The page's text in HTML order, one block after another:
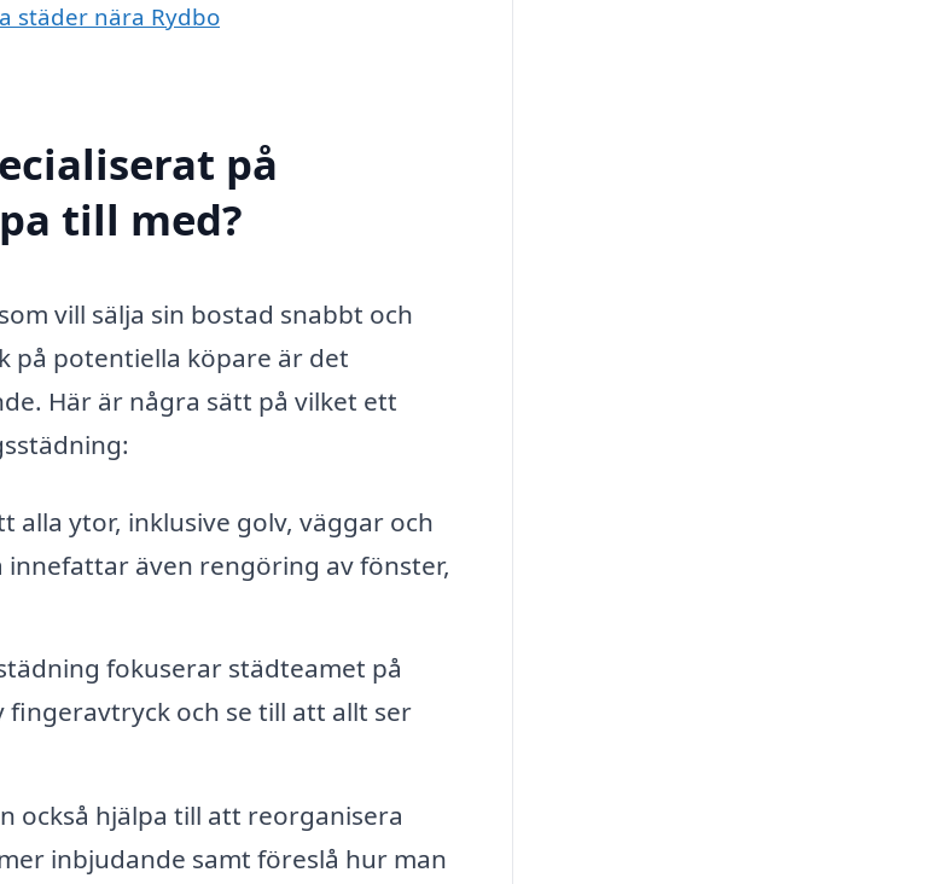
städer nära Rydbo
på
till med?
vill sälja sin bostad snabbt och
potentiella köpare är det
Här är några sätt på vilket ett
alla ytor, inklusive golv, väggar och
även rengöring av fönster,
fokuserar städteamet på
och se till att allt ser
också hjälpa till att reorganisera
inbjudande samt föreslå hur man